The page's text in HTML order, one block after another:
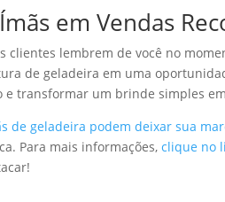
em Vendas
clientes lembrem de você no
de geladeira em uma
e transformar um brinde simples
de geladeira podem deixar sua
Para mais informações,clique no